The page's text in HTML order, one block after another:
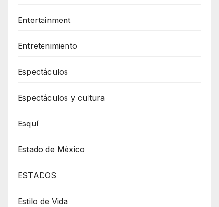
Entertainment
Entretenimiento
Espectáculos
Espectáculos y cultura
Esquí
Estado de México
ESTADOS
Estilo de Vida